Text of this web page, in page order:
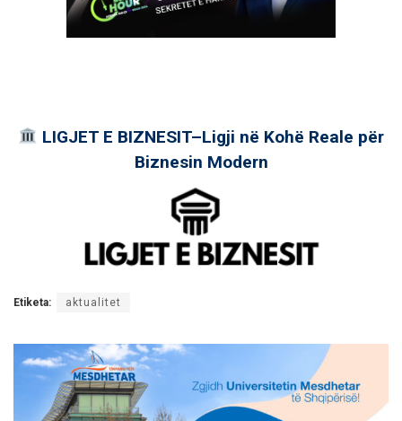
LIGJET E BIZNESIT–Ligji në Kohë Reale për
Biznesin Modern
Etiketa: aktualitet